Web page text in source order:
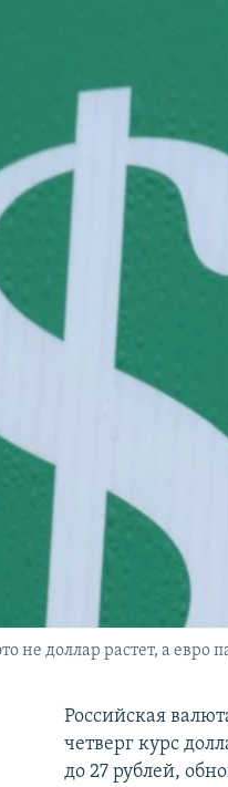
не доллар растет, а евро
Российская
четверг курс
до 27 рублей,